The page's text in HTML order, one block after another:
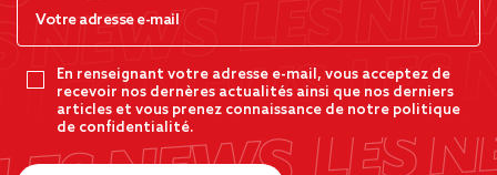
En renseignant votre adresse e-mail, vous acceptez de
recevoir nos dernères actualités ainsi que nos derniers
articles et vous prenez connaissance de notre politique
de confidentialité.